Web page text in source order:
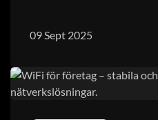
09 Sept 2025